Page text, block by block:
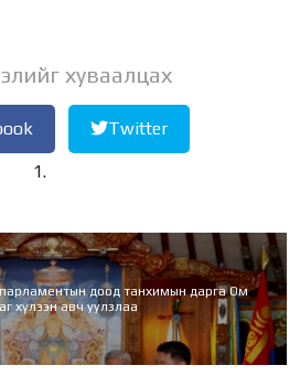
хуваалцах
Twitter
доод танхимын дарга Ом
хүлээн авч уулзлаа